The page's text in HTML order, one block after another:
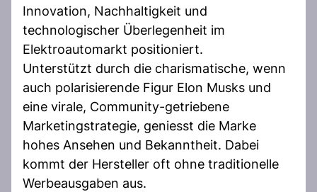
Innovation, Nachhaltigkeit und
technologischer Überlegenheit im
Elektroautomarkt positioniert.
Unterstützt durch die charismatische, wenn
auch polarisierende Figur Elon Musks und
eine virale, Community-getriebene
Marketingstrategie, geniesst die Marke
hohes Ansehen und Bekanntheit. Dabei
kommt der Hersteller oft ohne traditionelle
Werbeausgaben aus.